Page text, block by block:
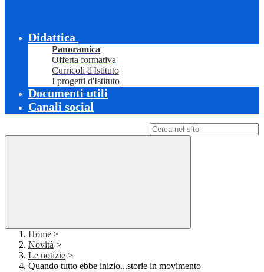
Didattica
Panoramica
Offerta formativa
Curricoli d'Istituto
I progetti d'Istituto
Documenti utili
Canali social
Home >
Novità >
Le notizie >
Quando tutto ebbe inizio...storie in movimento